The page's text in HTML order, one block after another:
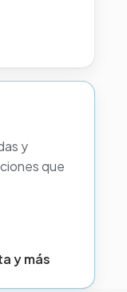
y
que
y más